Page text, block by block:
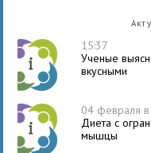
15:37
Ученые
вкусными
04 февраля
Диета с
мышцы